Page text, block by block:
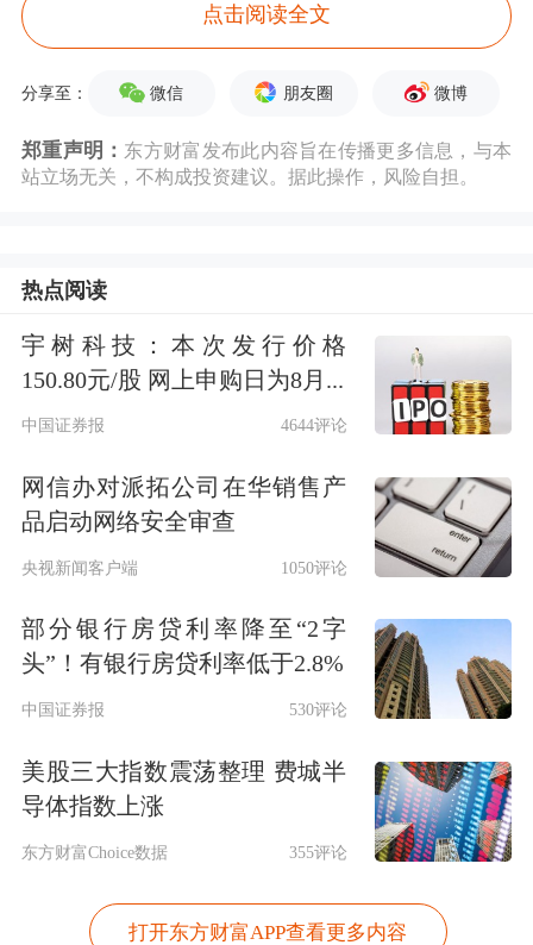
向专业投资者非公开发行公司债券”拟
募资30亿元，承销商有3家，分别是
首都创业集团有限公司2026年面向专业
资金额20亿元，承销商也是上述3家券
“国成（浙江）实业发展有限公司2026
年面向专业投资者非公开发行公司债
券”拟募资12亿元，承销商为
财通证
券。“国泰租赁有限公司2026年面向专
10亿元，承销券商为银河证券、首创证
据悉，今年4月30日，北交所发布了非
公开发行公司债券基本业务规则及配套
指引指南，并于2026年5月6日正式启动
私募债受理审核工作。
点击阅读全文
分享至： 微信 朋友圈 微博
郑重声明： 东方财富发布此内容旨在传播更多信息，与本
站立场无关，不构成投资建议。据此操作，风险自担。
热点阅读
宇树科技：本次发行价格
150.80元/股 网上申购日为8月...
中国证券报 4644评论
网信办对派拓公司在华销售产
品启动网络安全审查
央视新闻客户端 1050评论
部分银行房贷利率降至“2字
头”！有银行房贷利率低于2.8%
中国证券报 530评论
美股三大指数震荡整理 费城半
导体指数上涨
东方财富Choice数据 355评论
打开东方财富APP查看更多内容